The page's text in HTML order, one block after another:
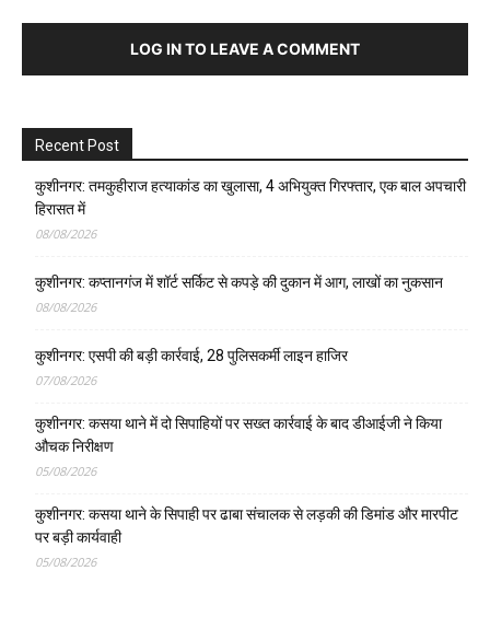
LOG IN TO LEAVE A COMMENT
Recent Post
कुशीनगर: तमकुहीराज हत्याकांड का खुलासा, 4 अभियुक्त गिरफ्तार, एक बाल अपचारी
हिरासत में
08/08/2026
कुशीनगर: कप्तानगंज में शॉर्ट सर्किट से कपड़े की दुकान में आग, लाखों का नुकसान
08/08/2026
कुशीनगर: एसपी की बड़ी कार्रवाई, 28 पुलिसकर्मी लाइन हाजिर
07/08/2026
कुशीनगर: कसया थाने में दो सिपाहियों पर सख्त कार्रवाई के बाद डीआईजी ने किया
औचक निरीक्षण
05/08/2026
कुशीनगर: कसया थाने के सिपाही पर ढाबा संचालक से लड़की की डिमांड और मारपीट
पर बड़ी कार्यवाही
05/08/2026